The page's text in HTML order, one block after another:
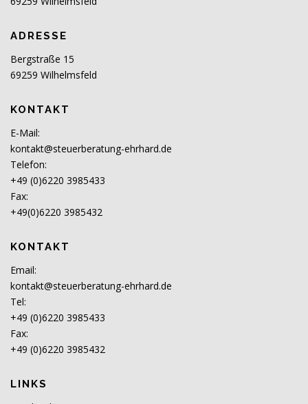
ADRESSE
Bergstraße 15
69259 Wilhelmsfeld
KONTAKT
E-Mail:
kontakt@steuerberatung-ehrhard.de
Telefon:
+49 (0)6220 3985433
Fax:
+49(0)6220 3985432
KONTAKT
Email:
kontakt@steuerberatung-ehrhard.de
Tel:
+49 (0)6220 3985433
Fax:
+49 (0)6220 3985432
LINKS